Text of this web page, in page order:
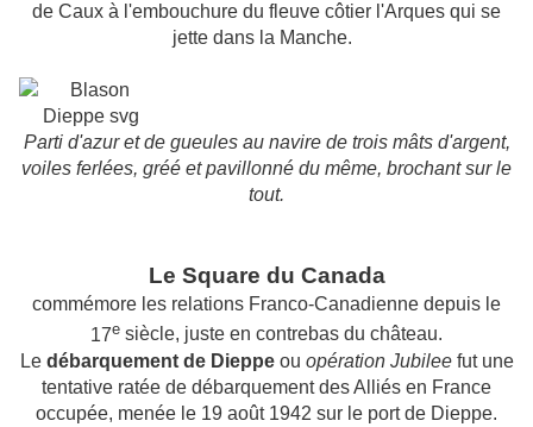
de Caux à l'embouchure du fleuve côtier l'Arques qui se
jette dans la Manche.
Parti d'azur et de gueules au navire de trois mâts d'argent,
voiles ferlées, gréé et pavillonné du même, brochant sur le
tout.
Le Square du Canada
commémore les relations Franco-Canadienne depuis le
17e siècle, juste en contrebas du château.
Le débarquement de Dieppe ou opération Jubilee fut une
tentative ratée de débarquement desAlliés en France
occupée, menée le 19 août 1942 sur le port de Dieppe.